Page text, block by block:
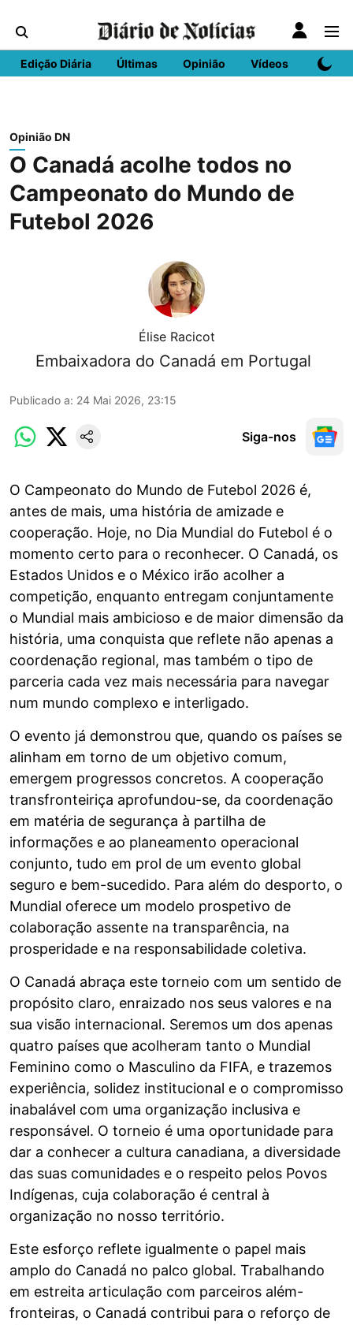
Edição Diária Últimas Opinião Vídeos DN
Opinião DN
O Canadá acolhe todos no
Campeonato do Mundo de
Futebol 2026
Élise Racicot
Embaixadora do Canadá em Portugal
Publicado a: 24 Mai 2026, 23:15
Siga-nos
O Campeonato do Mundo de Futebol 2026 é,
antes de mais, uma história de amizade e
cooperação. Hoje, no Dia Mundial do Futebol é o
momento certo para o reconhecer. O Canadá, os
Estados Unidos e o México irão acolher a
competição, enquanto entregam conjuntamente
o Mundial mais ambicioso e de maior dimensão da
história, uma conquista que reflete não apenas a
coordenação regional, mas também o tipo de
parceria cada vez mais necessária para navegar
num mundo complexo e interligado.
O evento já demonstrou que, quando os países se
alinham em torno de um objetivo comum,
emergem progressos concretos. A cooperação
transfronteiriça aprofundou-se, da coordenação
em matéria de segurança à partilha de
informações e ao planeamento operacional
conjunto, tudo em prol de um evento global
seguro e bem-sucedido. Para além do desporto, o
Mundial oferece um modelo prospetivo de
colaboração assente na transparência, na
prosperidade e na responsabilidade coletiva.
O Canadá abraça este torneio com um sentido de
propósito claro, enraizado nos seus valores e na
sua visão internacional. Seremos um dos apenas
quatro países que acolheram tanto o Mundial
Feminino como o Masculino da FIFA, e trazemos
experiência, solidez institucional e o compromisso
inabalável com uma organização inclusiva e
responsável. O torneio é uma oportunidade para
dar a conhecer a cultura canadiana, a diversidade
das suas comunidades e o respeito pelos Povos
Indígenas, cuja colaboração é central à
organização no nosso território.
Este esforço reflete igualmente o papel mais
amplo do Canadá no palco global. Trabalhando
em estreita articulação com parceiros além-
fronteiras, o Canadá contribui para o reforço de